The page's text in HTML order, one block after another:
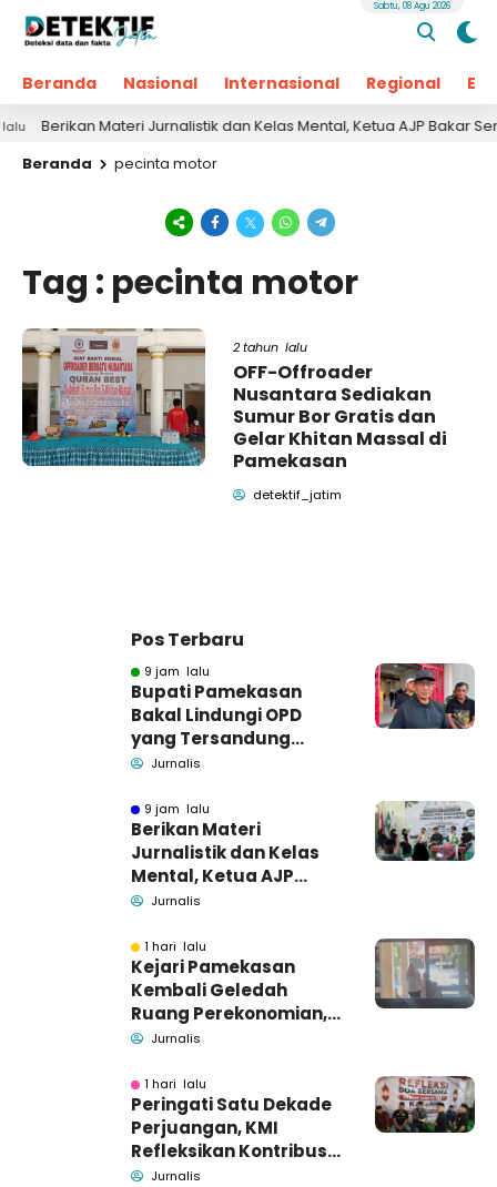
Beranda Nasional Internasional Regional
Sabtu, 08 Agu 2026
Berikan Materi Jurnalistik dan Kelas Mental, Ketua AJP Bakar
Beranda
pecinta motor
Tag : pecinta motor
2 tahun lalu
OFF-Offroader
Nusantara Sediakan
Sumur Bor Gratis dan
Gelar Khitan Massal di
Pamekasan
detektif_jatim
Pos Terbaru
9 jam lalu
Bupati Pamekasan
Bakal Lindungi OPD
yang Tersandung
Dugaan Korupsi
Jurnalis
9 jam lalu
Berikan Materi
Jurnalistik dan Kelas
Mental, Ketua AJP
Bakar Semangat LPM
Jurnalis
1 hari lalu
Kejari Pamekasan
Kembali Geledah
Ruang Perekonomian,
Pidsus: Tunggu Saja!
Jurnalis
1 hari lalu
Peringati Satu Dekade
Perjuangan, KMI
Refleksikan Kontribusi
untuk Masyarakat
Jurnalis